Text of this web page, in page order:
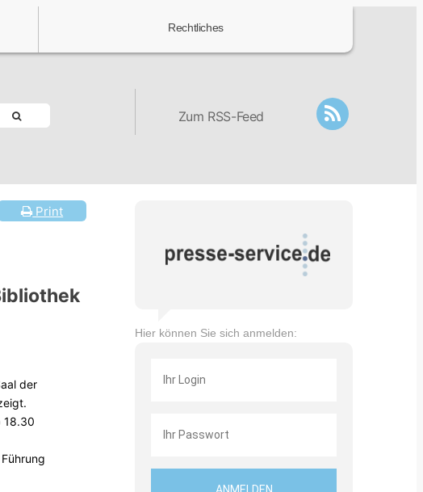
Rechtliches
Zum RSS-Feed
Print
der
18.30
Hier können Sie sich anmelden: